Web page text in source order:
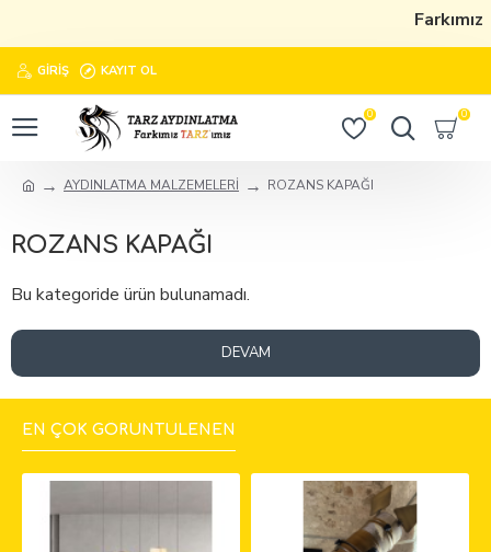
GIRIŞ KAYIT OL
0 0
AYDINLATMA MALZEMELERİ ROZANS KAPAĞI
ROZANS KAPAĞI
Bu kategoride ürün bulunamadı.
DEVAM
EN ÇOK GÖRÜNTÜLENEN